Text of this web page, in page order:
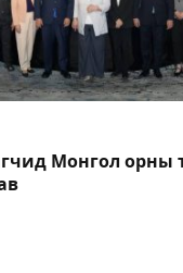
Монгол орны